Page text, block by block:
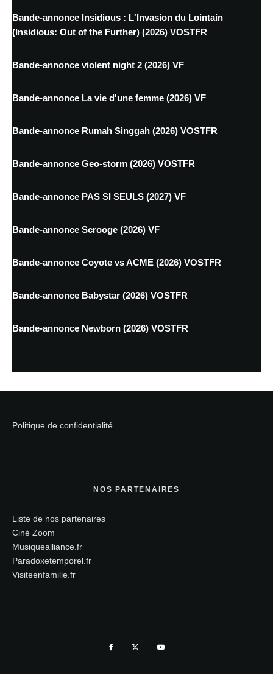
Bande-annonce Insidious : L'Invasion du Lointain
(Insidious: Out of the Further) (2026) VOSTFR
Bande-annonce violent night 2 (2026) VF
Bande-annonce La vie d'une femme (2026) VF
Bande-annonce Rumah Singgah (2026) VOSTFR
Bande-annonce Geo-storm (2026) VOSTFR
Bande-annonce PAS SI SEULS (2027) VF
Bande-annonce Scrooge (2026) VF
Bande-annonce Coyote vs ACME (2026) VOSTFR
Bande-annonce Babystar (2026) VOSTFR
Bande-annonce Newborn (2026) VOSTFR
Politique de confidentialité
NOS PARTENAIRES
Liste de nos partenaires
Ciné Zoom
Musiquealliance.fr
Paradoxetemporel.fr
Visiteenfamille.fr